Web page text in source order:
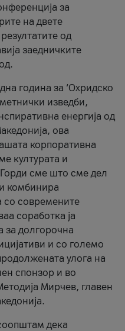
за
на двете
од
заедничките
година за ‘Охридско
изведби,
енергија од
ова
корпоративна
културата и
сме што сме дел
комбинира
со современите
соработка ја
за долгорочна
и со големо
улога на
спонзор и во
Мирчев, главен
дека